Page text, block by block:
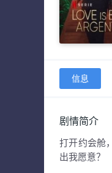
信息
剧情简介
打开约会舱
出我愿意？